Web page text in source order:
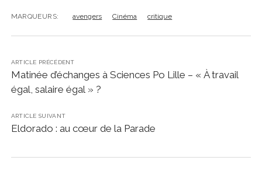
MARQUEURS: avengers Cinéma critique
ARTICLE PRÉCÉDENT
Matinée d’échanges à Sciences Po Lille – « À travail
égal, salaire égal » ?
ARTICLE SUIVANT
Eldorado : au cœur de la Parade